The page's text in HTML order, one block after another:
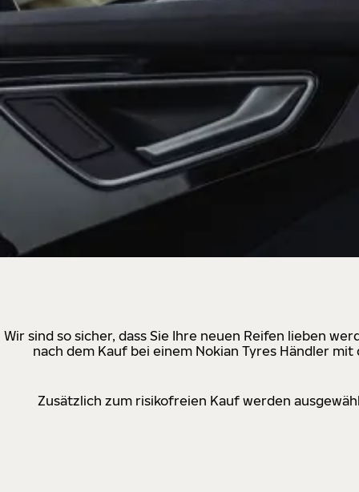
Wir sind so sicher, dass Sie Ihre neuen Reifen lieben
nach dem Kauf bei einem Nokian Tyres Händler
Zusätzlich zum risikofreien Kauf werden